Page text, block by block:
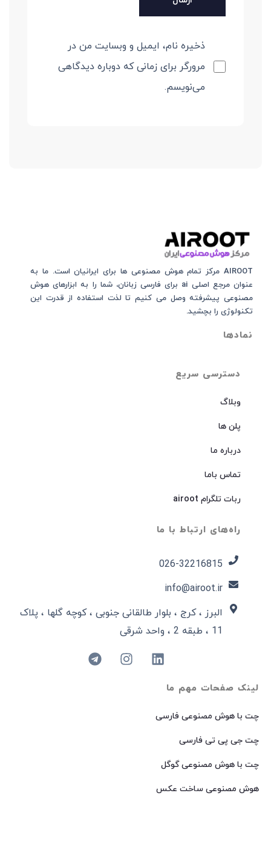
ذخیره نام، ایمیل و وبسایت من در
مرورگر برای زمانی که دوباره دیدگاهی
می‌نویسم.
لینک صفحات مهم ما
چت با هوش مصنوعی فارسی
چت جی پی تی فارسی
چت با هوش مصنوعی گوگل
هوش مصنوعی ساخت عکس
دسترسی سریع
وبلاگ
پلن ها
درباره ما
تماس باما
ربات تلگرام airoot
راه‌های ارتباط با ما
026-32216815​
info@airoot.ir
البرز ، کرج ، بلوار طالقانی جنوبی ، کوچه گلها ، پلاک
11 ، طبقه 2 ، واحد شرقی
AIROOT مرکز تمام هوش مصنوعی‌‌‌ ها برای ایرانیان است. ما به
عنوان مرجع اصلی ai برای فارسی زبانان، شما را به ابزارهای هوش
مصنوعی پیشرفته وصل می کنیم تا لذت استفاده از قدرت این
تکنولوژی را بچشید.
نمادها